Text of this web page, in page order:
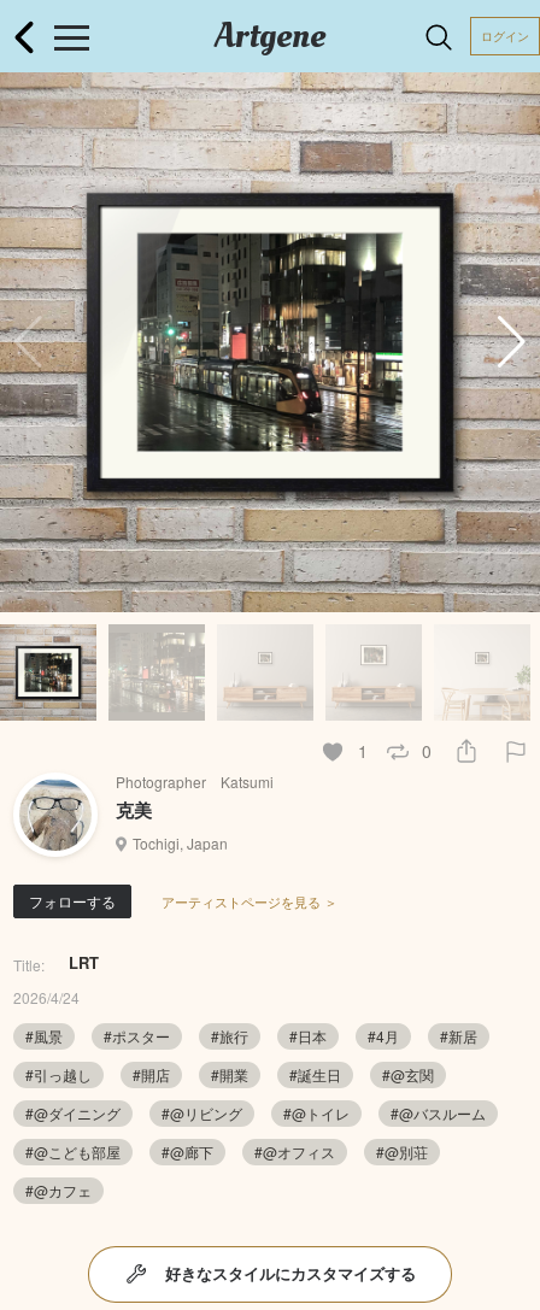
Artgene ログイン
1 0
Photographer Katsumi
克美
Tochigi, Japan
フォローする アーティストページを見る ＞
Title: LRT
2026/4/24
#風景
#ポスター #旅行 #日本 #4月
#新居
#引っ越し
#開店 #開業 #誕生日
#@玄関
#@ダイニング
#@リビング #@トイレ
#@バスルーム
#@こども部屋
#@廊下 #@オフィス
#@別荘
#@カフェ
好きなスタイルにカスタマイズする